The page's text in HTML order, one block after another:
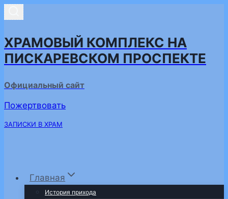
содержимому
ХРАМОВЫЙ КОМПЛЕКС НА
ПИСКАРЕВСКОМ ПРОСПЕКТЕ
Официальный сайт
Пожертвовать
ЗАПИСКИ В ХРАМ
Главная
История прихода